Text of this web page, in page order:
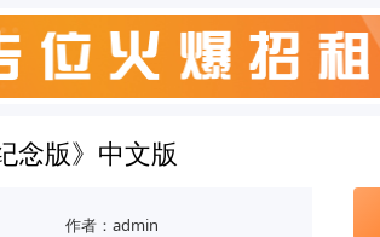
念版》中文版
作者：admin